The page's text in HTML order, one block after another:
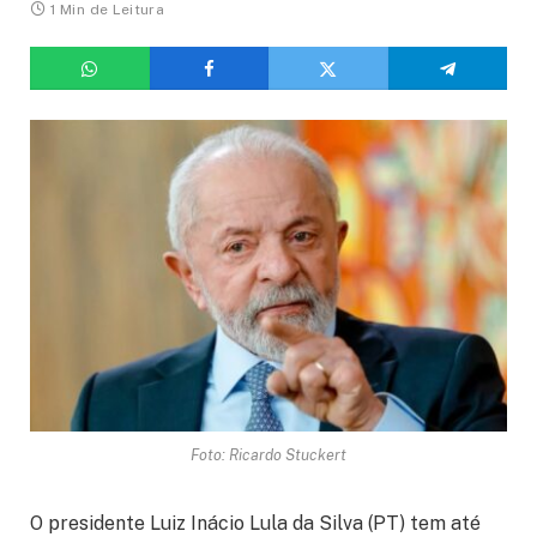
1 Min de Leitura
Foto: Ricardo Stuckert
O presidente Luiz Inácio Lula da Silva (PT) tem até